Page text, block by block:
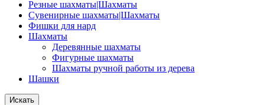
Резные шахматы|Шахматы
Сувенирные шахматы|Шахматы
Фишки для нард
Шахматы
Деревянные шахматы
Фигурные шахматы
Шахматы ручной работы из дерева
Шашки
Искать